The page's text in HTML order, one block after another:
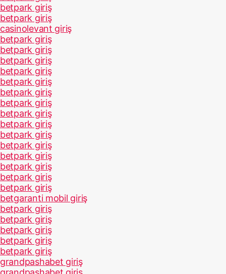
betpark giriş
betpark giriş
casinolevant giriş
betpark giriş
betpark giriş
betpark giriş
betpark giriş
betpark giriş
betpark giriş
betpark giriş
betpark giriş
betpark giriş
betpark giriş
betpark giriş
betpark giriş
betpark giriş
betpark giriş
betpark giriş
betgaranti mobil giriş
betpark giriş
betpark giriş
betpark giriş
betpark giriş
betpark giriş
grandpashabet giriş